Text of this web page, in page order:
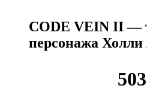
CODE VEIN II —
персонажа Холли